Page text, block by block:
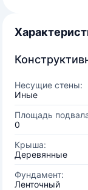
Несущие стены:
Иные
Площадь
0
Крыша:
Деревянные
Фундамент:
Ленточный